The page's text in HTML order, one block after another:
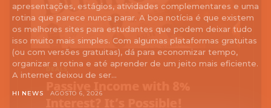
apresentações, estágios, atividades complementares e uma
rotina que parece nunca parar. A boa notícia é que existem
os melhores sites para estudantes que podem deixar tudo
isso muito mais simples. Com algumas plataformas gratuitas
(ou com versões gratuitas), dá para economizar tempo,
organizar a rotina e até aprender de um jeito mais eficiente.
A internet deixou de ser...
HI NEWS AGOSTO 6, 2026